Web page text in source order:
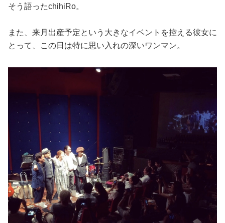
そう語ったchihiRo。
また、来月出産予定という大きなイベントを控える彼女に
とって、この日は特に思い入れの深いワンマン。